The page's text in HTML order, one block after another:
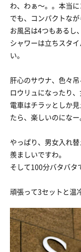
わ、わぁ〜。。本当
でも、コンパクトな
お風呂は4つもあるし
シャワーは立ちスタ
い。
肝心のサウナ、色々
ロウリュになったり、
電車はチラッとしか
たら、楽しいのになー
やっぱり、男女入れ
羨ましいですわ。
そして100分バタバタ
頑張って3セットと温